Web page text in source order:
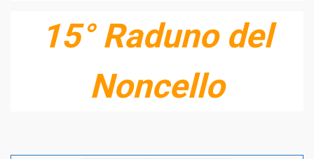
15° Raduno del
Noncello